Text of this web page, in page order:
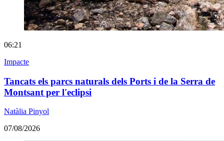
06:21
Impacte
Tancats els parcs naturals dels Ports i de la Serra de
Montsant per l'eclipsi
Natàlia Pinyol
07/08/2026